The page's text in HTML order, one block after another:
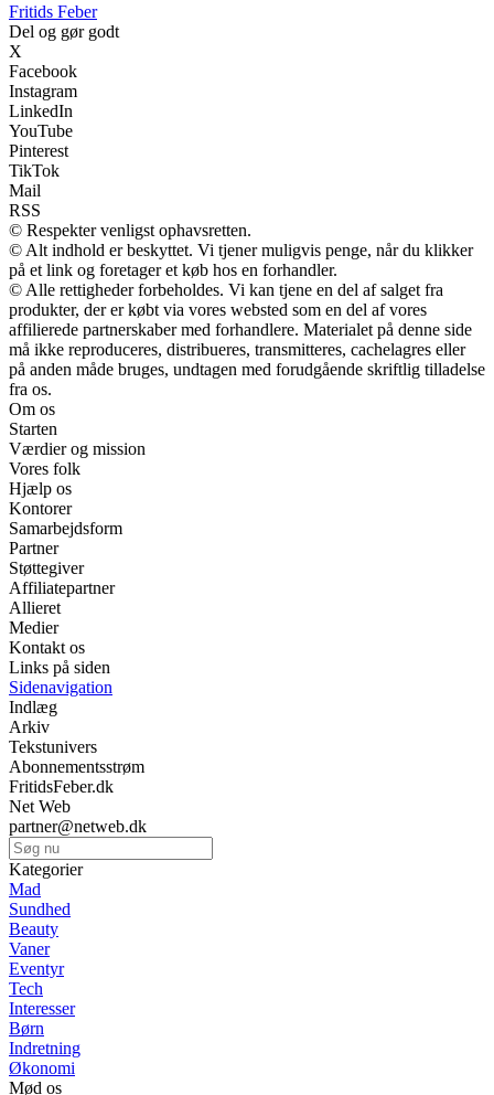
Fritids Feber
Del og gør godt
X
Facebook
Instagram
LinkedIn
YouTube
Pinterest
TikTok
Mail
RSS
© Respekter venligst ophavsretten.
© Alt indhold er beskyttet. Vi tjener muligvis penge, når du klikker
på et link og foretager et køb hos en forhandler.
© Alle rettigheder forbeholdes. Vi kan tjene en del af salget fra
produkter, der er købt via vores websted som en del af vores
affilierede partnerskaber med forhandlere. Materialet på denne side
må ikke reproduceres, distribueres, transmitteres, cachelagres eller
på anden måde bruges, undtagen med forudgående skriftlig tilladelse
fra os.
Om os
Starten
Værdier og mission
Vores folk
Hjælp os
Kontorer
Samarbejdsform
Partner
Støttegiver
Affiliatepartner
Allieret
Medier
Kontakt os
Links på siden
Sidenavigation
Indlæg
Arkiv
Tekstunivers
Abonnementsstrøm
FritidsFeber.dk
Net Web
partner@netweb.dk
Kategorier
Mad
Sundhed
Beauty
Vaner
Eventyr
Tech
Interesser
Børn
Indretning
Økonomi
Mød os